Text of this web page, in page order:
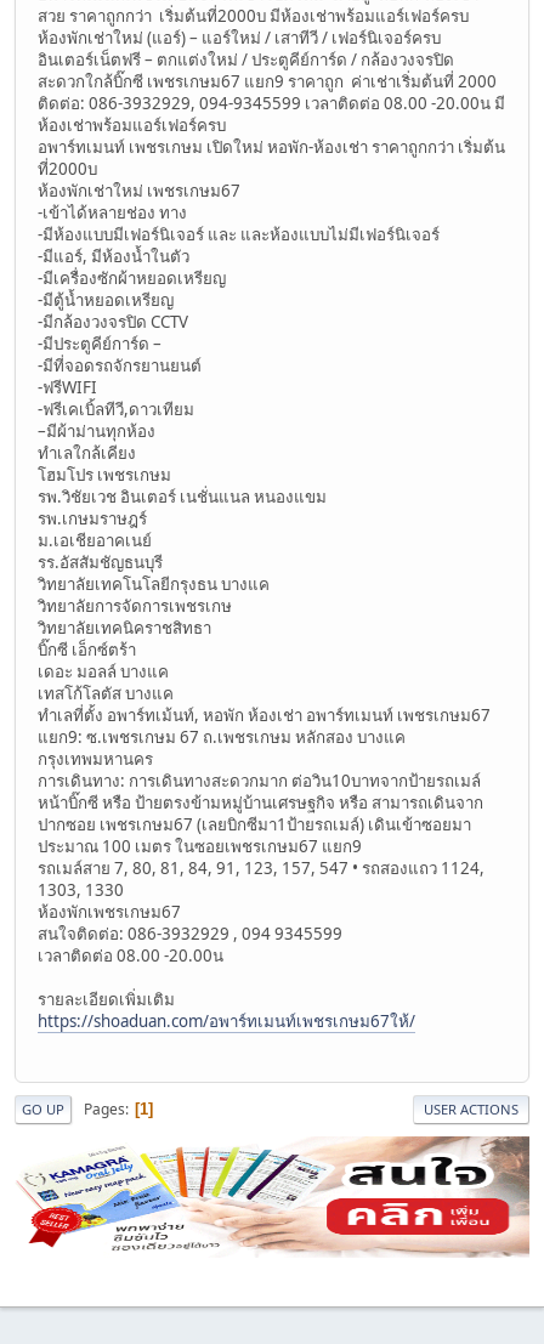
สวย ราคาถูกกว่า เริ่มต้นที่2000บ มีห้องเช่าพร้อมแอร์เฟอร์ครบ
ห้องพักเช่าใหม่ (แอร์) – แอร์ใหม่ / เสาทีวี / เฟอร์นิเจอร์ครบ
อินเตอร์เน็ตฟรี – ตกแต่งใหม่ / ประตูคีย์การ์ด / กล้องวงจรปิด
สะดวกใกล้บิ๊กซี เพชรเกษม67 แยก9 ราคาถูก ค่าเช่าเริ่มต้นที่ 2000
ติดต่อ: 086-3932929, 094-9345599 เวลาติดต่อ 08.00 -20.00น มี
ห้องเช่าพร้อมแอร์เฟอร์ครบ
อพาร์ทเมนท์ เพชรเกษม เปิดใหม่ หอพัก-ห้องเช่า ราคาถูกกว่า เริ่มต้น
ที่2000บ
ห้องพักเช่าใหม่ เพชรเกษม67
-เข้าได้หลายช่อง ทาง
-มีห้องแบบมีเฟอร์นิเจอร์ และ และห้องแบบไม่มีเฟอร์นิเจอร์
-มีแอร์, มีห้องน้ำในตัว
-มีเครื่องซักผ้าหยอดเหรียญ
-มีตู้น้ำหยอดเหรียญ
-มีกล้องวงจรปิด CCTV
-มีประตูคีย์การ์ด –
-มีที่จอดรถจักรยานยนต์
-ฟรีWIFI
-ฟรีเคเบิ้ลทีวี,ดาวเทียม
–มีผ้าม่านทุกห้อง
ทําเลใกล้เคียง
โฮมโปร เพชรเกษม
รพ.วิชัยเวช อินเตอร์ เนชั่นแนล หนองแขม
รพ.เกษมราษฎร์
ม.เอเชียอาคเนย์
รร.อัสสัมชัญธนบุรี
วิทยาลัยเทคโนโลยีกรุงธน บางแค
วิทยาลัยการจัดการเพชรเกษ
วิทยาลัยเทคนิคราชสิทธา
บิ๊กซี เอ็กซ์ตร้า
เดอะ มอลล์ บางแค
เทสโก้โลตัส บางแค
ทำเลที่ตั้ง อพาร์ทเม้นท์, หอพัก ห้องเช่า อพาร์ทเมนท์ เพชรเกษม67
แยก9: ซ.เพชรเกษม 67 ถ.เพชรเกษม หลักสอง บางแค
กรุงเทพมหานคร
การเดินทาง: การเดินทางสะดวกมาก ต่อวิน10บาทจากป้ายรถเมล์
หน้าบิ๊กซี หรือ ป้ายตรงข้ามหมู่บ้านเศรษฐกิจ หรือ สามารถเดินจาก
ปากซอย เพชรเกษม67 (เลยบิกซีมา1ป้ายรถเมล์) เดินเข้าซอยมา
ประมาณ 100 เมตร ในซอยเพชรเกษม67 แยก9
รถเมล์สาย 7, 80, 81, 84, 91, 123, 157, 547 • รถสองแถว 1124,
1303, 1330
ห้องพักเพชรเกษม67
สนใจติดต่อ: 086-3932929 , 094 9345599
เวลาติดต่อ 08.00 -20.00น
รายละเอียดเพิ่มเติม
https://shoaduan.com/อพาร์ทเมนท์เพชรเกษม67ให้/
GO UP Pages 1 USER ACTIONS